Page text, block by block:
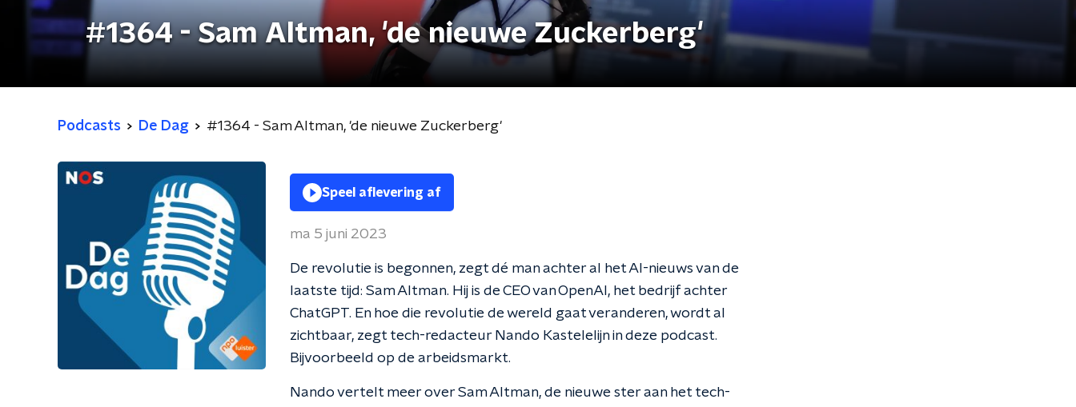
#1364 - Sam Altman, 'de nieuwe Zuckerberg'
Podcasts De Dag #1364 - Sam Altman, 'de nieuwe Zuckerberg'
Speel aflevering af
ma 5 juni 2023
De revolutie is begonnen, zegt dé man achter al het AI-nieuws van de
laatste tijd: Sam Altman. Hij is de CEO van OpenAI, het bedrijf achter
ChatGPT. En hoe die revolutie de wereld gaat veranderen, wordt al
zichtbaar, zegt tech-redacteur Nando Kastelelijn in deze podcast.
Bijvoorbeeld op de arbeidsmarkt.
Nando vertelt meer over Sam Altman, de nieuwe ster aan het tech-